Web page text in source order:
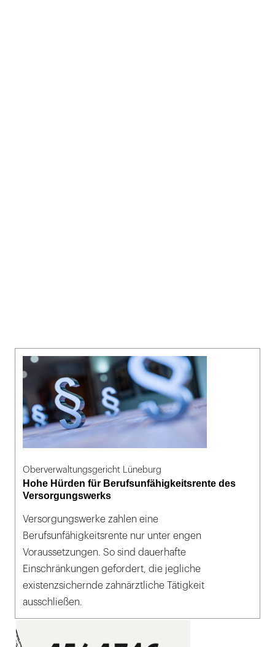
Oberverwaltungsgericht Lüneburg
Hohe Hürden für Berufsunfähigkeitsrente des
Versorgungswerks
Versorgungswerke zahlen eine
Berufsunfähigkeitsrente nur unter engen
Voraussetzungen. So sind dauerhafte
Einschränkungen gefordert, die jegliche
existenzsichernde zahnärztliche Tätigkeit
ausschließen.